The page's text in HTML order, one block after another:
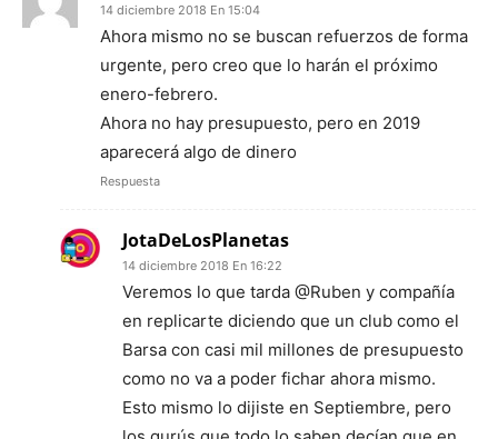
14 diciembre 2018 En 15:04
Ahora mismo no se buscan refuerzos de forma
urgente, pero creo que lo harán el próximo
enero-febrero.
Ahora no hay presupuesto, pero en 2019
aparecerá algo de dinero
Respuesta
JotaDeLosPlanetas
14 diciembre 2018 En 16:22
Veremos lo que tarda @Ruben y compañía
en replicarte diciendo que un club como el
Barsa con casi mil millones de presupuesto
como no va a poder fichar ahora mismo.
Esto mismo lo dijiste en Septiembre, pero